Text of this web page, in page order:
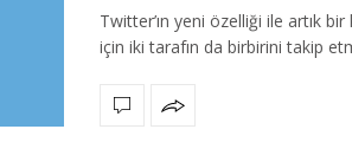
Twitter’ın yeni özelliği ile artık
için iki tarafın da birbirini takip